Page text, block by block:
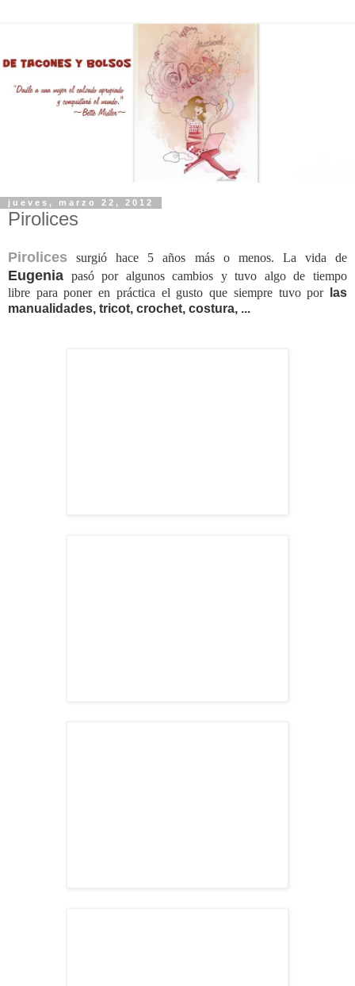
jueves, marzo 22, 2012
Pirolices
Pirolices surgió hace 5años más o menos. La vida de
Eugenia pasó por algunos cambios y tuvo algode tiempo
libre para poner en práctica el gusto que siempre tuvo por
las
manualidades, tricot, crochet, costura, ...